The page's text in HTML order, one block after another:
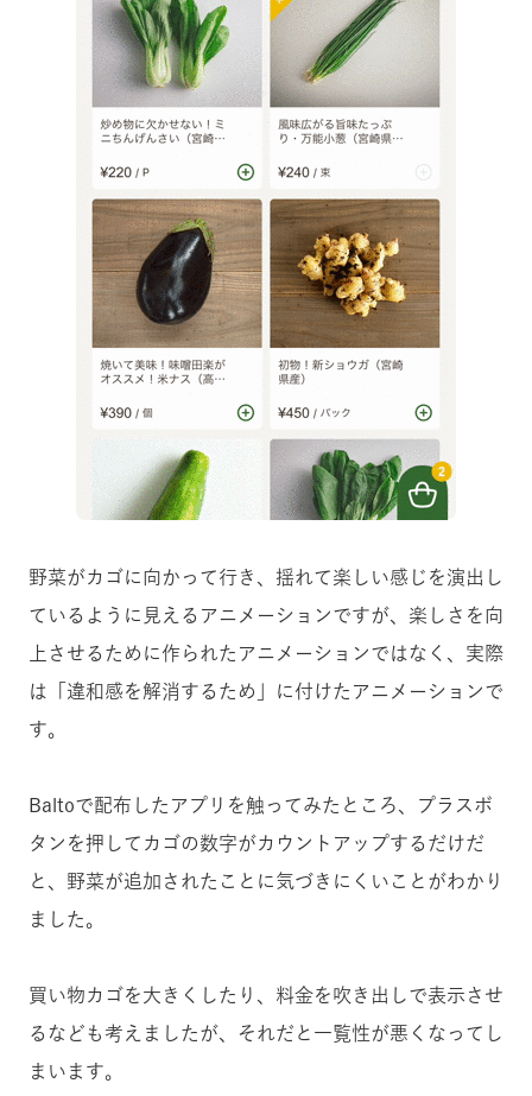
野菜がカゴに向かって行き、揺れて楽しい感じを演出し
ているように見えるアニメーションですが、楽しさを向
上させるために作られたアニメーションではなく、実際
は「違和感を解消するため」に付けたアニメーションで
す。
Baltoで配布したアプリを触ってみたところ、プラスボ
タンを押してカゴの数字がカウントアップするだけだ
と、野菜が追加されたことに気づきにくいことがわかり
ました。
買い物カゴを大きくしたり、料金を吹き出しで表示させ
るなども考えましたが、それだと一覧性が悪くなってし
まいます。